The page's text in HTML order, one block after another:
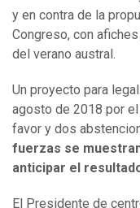
y en contra de la
Congreso, con
del verano austral.
Un proyecto para
agosto de 2018 por
favor y dos
fuerzas se
anticipar el
El Presidente de